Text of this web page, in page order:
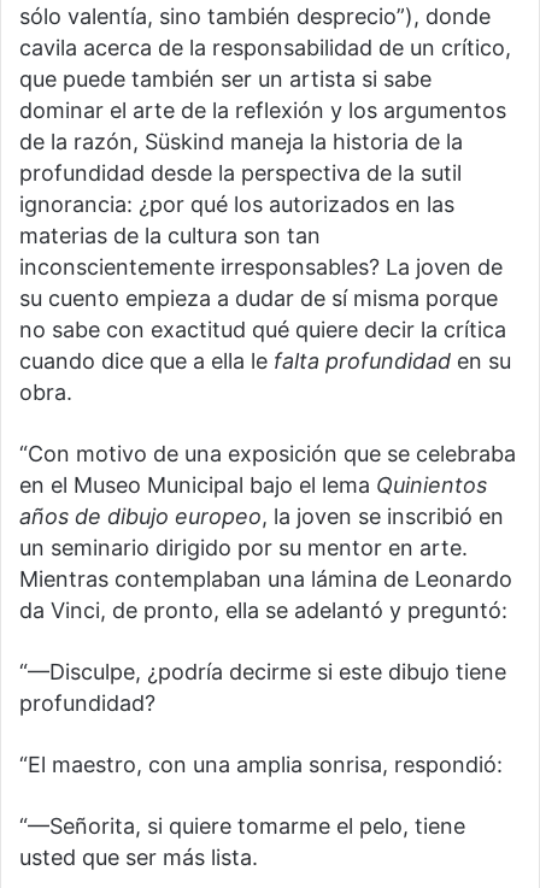
sólo valentía, sino también desprecio”), donde
cavila acerca de la responsabilidad de un crítico,
que puede también ser un artista si sabe
dominar el arte de la reflexión y los argumentos
de la razón, Süskind maneja la historia de la
profundidad desde la perspectiva de la sutil
ignorancia: ¿por qué los autorizados en las
materias de la cultura son tan
inconscientemente irresponsables? La joven de
su cuento empieza a dudar de sí misma porque
no sabe con exactitud qué quiere decir la crítica
cuando dice que a ella le falta profundidad en su
obra.
“Con motivo de una exposición que se celebraba
en el Museo Municipal bajo el lema Quinientos
años de dibujo europeo, la joven se inscribió en
un seminario dirigido por su mentor en arte.
Mientras contemplaban una lámina de Leonardo
da Vinci, de pronto, ella se adelantó y preguntó:
“—Disculpe, ¿podría decirme si este dibujo tiene
profundidad?
“El maestro, con una amplia sonrisa, respondió:
“—Señorita, si quiere tomarme el pelo, tiene
usted que ser más lista.